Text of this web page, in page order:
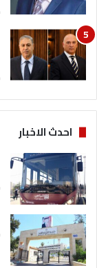
و
ك
ر
ا
م
ة
ا
أ
ر
د
ن
ب
ق
ي
احدث الاخبار